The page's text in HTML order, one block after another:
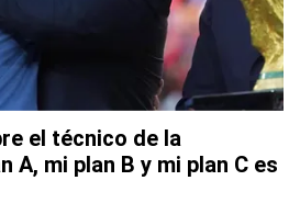
el técnico de la
A, mi plan B y mi plan C es